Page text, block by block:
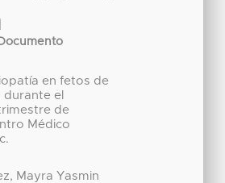
en fetos de
el
de
Médico
Mayra Yasmin